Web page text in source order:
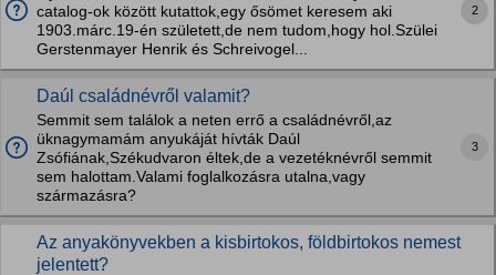
catalog-ok között kutattok,egy ősömet keresem aki
1903.márc.19-én született,de nem tudom,hogy hol.Szülei
Gerstenmayer Henrik és Schreivogel...
2
Daúl családnévről valamit?
Semmit sem találok a neten errő a családnévről,az
üknagymamám anyukáját hívták Daúl
Zsófiának,Székudvaron éltek,de a vezetéknévről semmit
sem halottam.Valami foglalkozásra utalna,vagy
származásra?
3
Az anyakönyvekben a kisbirtokos, földbirtokos nemest
jelentett?